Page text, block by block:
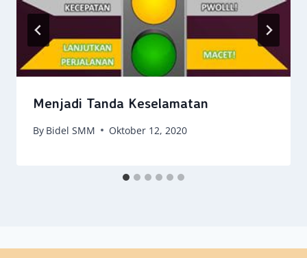
Menjadi Tanda Keselamatan
By Bidel SMM Oktober 12, 2020